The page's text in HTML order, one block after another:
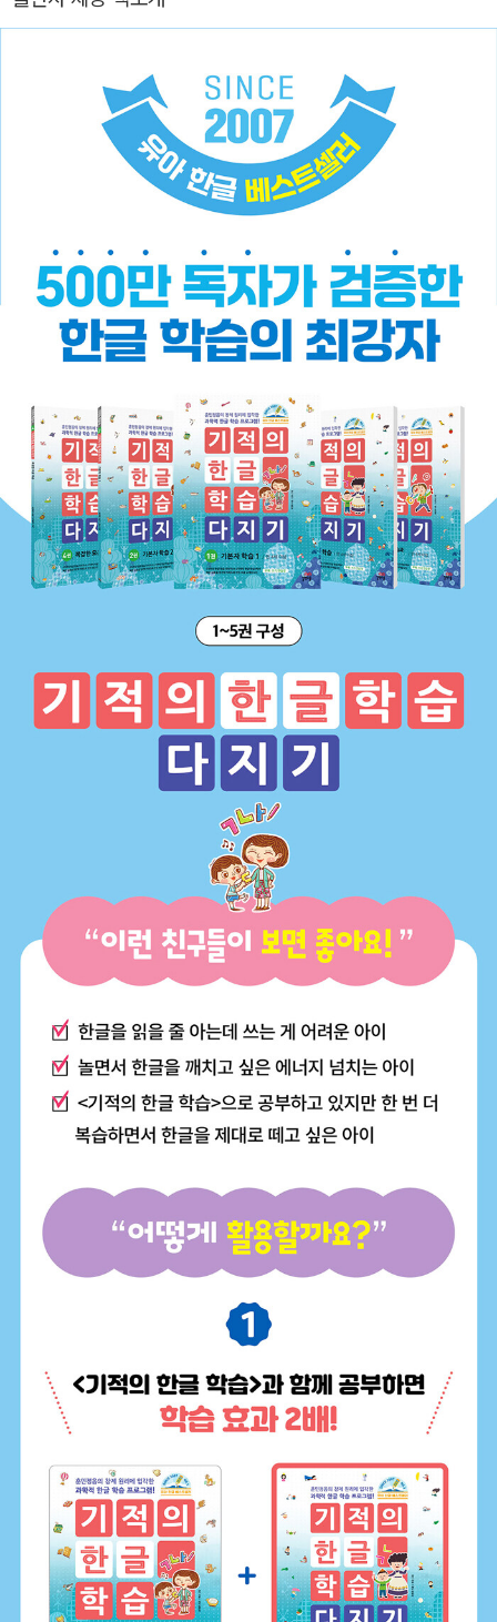
연을 통해 국내를 넘어 해외 한글 교육 현장까지 아우르는 활동을 이
참여하였습니다. 최영환 교수와 함께 국어교육을 생각하는 모임 ‘진
지혜’의 도움으로 『정확한 한글 학습』 시리즈를 집필하였습니다.